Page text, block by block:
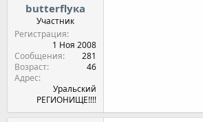
butterflyка
Участник
Регистрация
1 Ноя 2008
Сообщения
281
Возраст
46
Адрес
Уральский
РЕГИОНИЩЕ!!!!